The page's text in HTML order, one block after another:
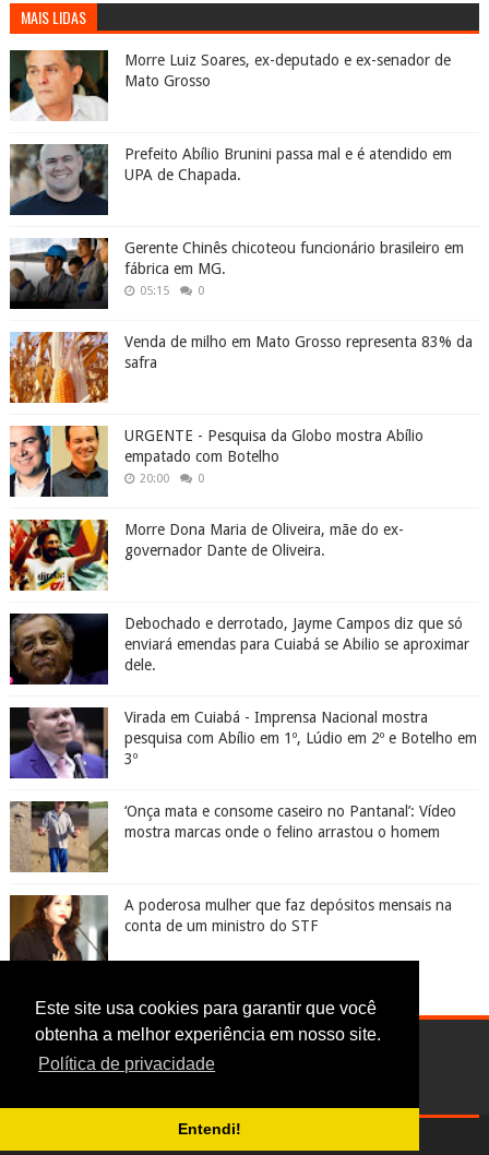
Este site usa cookies para garantir que você
obtenha a melhor experiência em nosso site.
Política de privacidade
Entendi!
MAIS LIDAS
Morre Luiz Soares, ex-deputado e ex-senador de
Mato Grosso
Prefeito Abílio Brunini passa mal e é atendido em
UPA de Chapada.
Gerente Chinês chicoteou funcionário brasileiro em
fábrica em MG.
05:15 0
Venda de milho em Mato Grosso representa 83% da
safra
URGENTE - Pesquisa da Globo mostra Abílio
empatado com Botelho
20:00 0
Morre Dona Maria de Oliveira, mãe do ex-
governador Dante de Oliveira.
Debochado e derrotado, Jayme Campos diz que só
enviará emendas para Cuiabá se Abilio se aproximar
dele.
Virada em Cuiabá - Imprensa Nacional mostra
pesquisa com Abílio em 1º, Lúdio em 2º e Botelho em
3º
‘Onça mata e consome caseiro no Pantanal’: Vídeo
mostra marcas onde o felino arrastou o homem
A poderosa mulher que faz depósitos mensais na
conta de um ministro do STF